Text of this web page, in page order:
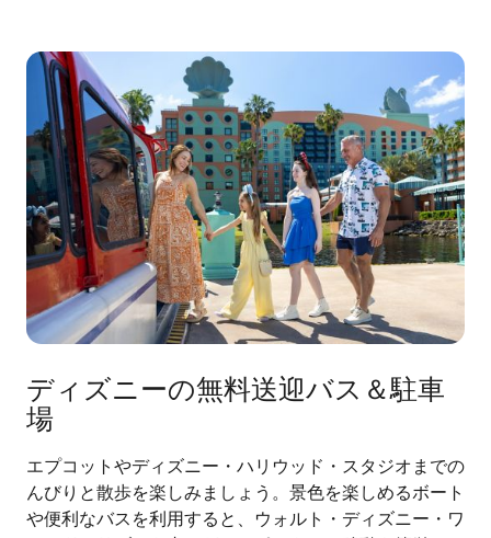
ディズニーの無料送迎バス＆駐車
場
エプコットやディズニー・ハリウッド・スタジオまでの
んびりと散歩を楽しみましょう。景色を楽しめるボート
や便利なバスを利用すると、ウォルト・ディズニー・ワ